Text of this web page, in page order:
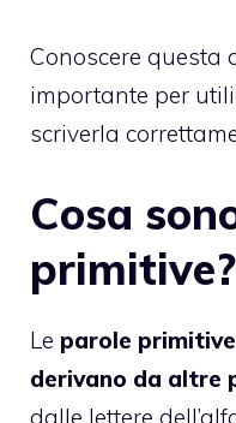
Conoscere questa
importante per
scriverla
Cosa
primitive?
Le parole primitive
derivano da altre